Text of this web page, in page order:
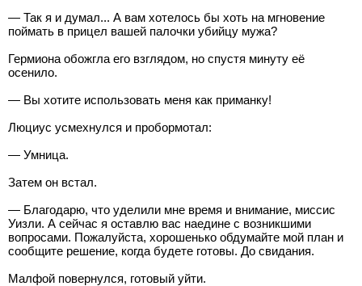
— Так я и думал... А вам хотелось бы хоть на мгновение
поймать в прицел вашей палочки убийцу мужа?
Гермиона обожгла его взглядом, но спустя минуту её
осенило.
— Вы хотите использовать меня как приманку!
Люциус усмехнулся и пробормотал:
— Умница.
Затем он встал.
— Благодарю, что уделили мне время и внимание, миссис
Уизли. А сейчас я оставлю вас наедине с возникшими
вопросами. Пожалуйста, хорошенько обдумайте мой план и
сообщите решение, когда будете готовы. До свидания.
Малфой повернулся, готовый уйти.